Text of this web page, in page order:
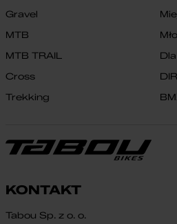
Gravel
MTB
MTB TRAIL
Cross
Trekking
KONTAKT
Tabou Sp. z o. o.